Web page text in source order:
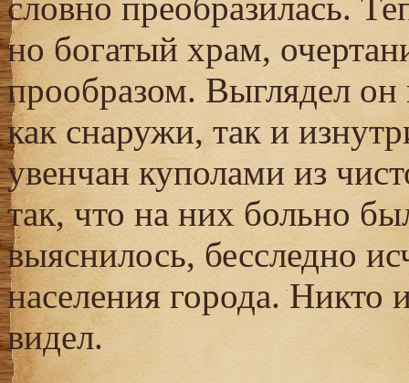
но богатый храм,
прообразом. Выглядел
как снаружи, так и
увенчан куполами из
так, что на них больно
выяснилось, бесследно
населения города. Никто
видел.